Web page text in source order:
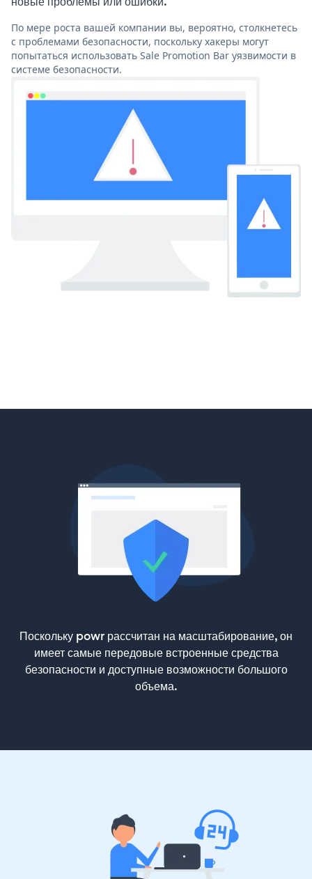
По мере роста вашей компании вы, вероятно, столкнетесь
с проблемами безопасности, поскольку хакеры могут
попытаться использовать Sale Promotion Bar уязвимости в
системе безопасности.
Поскольку powr рассчитан на масштабирование, он
имеет самые передовые встроенные средства
безопасности и доступные возможности большого
объема.